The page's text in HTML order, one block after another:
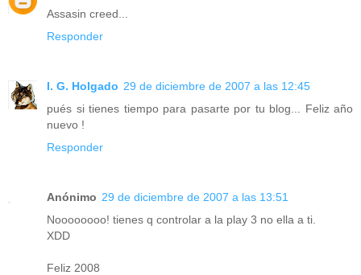
Assasin creed...
Responder
I. G. Holgado 29 de diciembre de 2007 a las 12:45
pués si tienes tiempo para pasarte por tu blog... Feliz año
nuevo !
Responder
Anónimo 29 de diciembre de 2007 a las 13:51
Noooooooo! tienes q controlar a la play 3 no ella a ti.
XDD
Feliz 2008